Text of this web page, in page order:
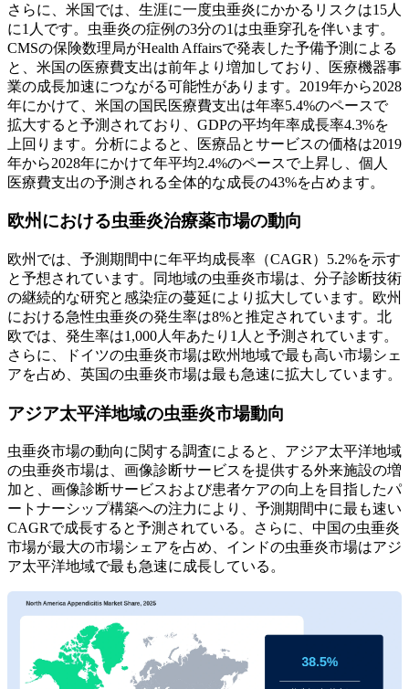
さらに、米国では、生涯に一度虫垂炎にかかるリスクは15人
に1人です。虫垂炎の症例の3分の1は虫垂穿孔を伴います。
CMSの保険数理局がHealth Affairsで発表した予備予測による
と、米国の医療費支出は前年より増加しており、医療機器事
業の成長加速につながる可能性があります。2019年から2028
年にかけて、米国の国民医療費支出は年率5.4%のペースで
拡大すると予測されており、GDPの平均年率成長率4.3%を
上回ります。分析によると、医療品とサービスの価格は2019
年から2028年にかけて年平均2.4%のペースで上昇し、個人
医療費支出の予測される全体的な成長の43%を占めます。
欧州における虫垂炎治療薬市場の動向
欧州では、予測期間中に年平均成長率（CAGR）5.2%を示す
と予想されています。同地域の虫垂炎市場は、分子診断技術
の継続的な研究と感染症の蔓延により拡大しています。欧州
における急性虫垂炎の発生率は8%と推定されています。北
欧では、発生率は1,000人年あたり1人と予測されています。
さらに、ドイツの虫垂炎市場は欧州地域で最も高い市場シェ
アを占め、英国の虫垂炎市場は最も急速に拡大しています。
アジア太平洋地域の虫垂炎市場動向
虫垂炎市場の動向に関する調査によると、アジア太平洋地域
の虫垂炎市場は、画像診断サービスを提供する外来施設の増
加と、画像診断サービスおよび患者ケアの向上を目指したパ
ートナーシップ構築への注力により、予測期間中に最も速い
CAGRで成長すると予測されている。さらに、中国の虫垂炎
市場が最大の市場シェアを占め、インドの虫垂炎市場はアジ
ア太平洋地域で最も急速に成長している。